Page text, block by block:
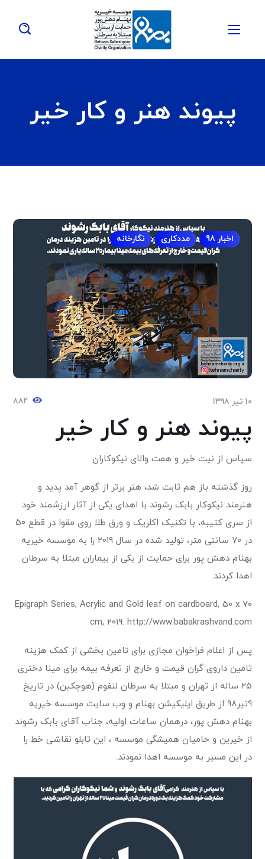
پیوند هنر و کار خیر
اخبار 98 مددکاری نگارخانه
۱۰ تیر ۱۳۹۸ ۸۸۲
پیوند هنر و کار خیر
سپاس از نیت خیر و همت والای نیکوکاران
روز گذشته باز هم ثابت شد، هنر برتر از گوهر آمد پدید و
هنرمند نیکوکار بابک رشوند با اهدای یکی از آثار ارزشمند خود
از سری کتیبه، با تکنیک اکلریک و ورق طلا روی مقوا در قطع ۵۰
در ۷۰ سانتی متر، تولید شده در سال ۲۰۱۹ را به موسسه خیریه
بهنام دهش پور برای حمایت از یکی از بیماران مبتلا به سرطان
اهدا کردند.
Epigraph Series, Acrylic and Gold leaf on cardboard, 50 x 70
cm, 2019. http://www.babakrashvand.com
پس از اعلام فراخوان مجازی برای تامین بخشی از کمک هزینه
تامین داروی گران قیمت و خارج از تعرفه بیمه برای مینا دختری
۲۵ ساله از تهران و مبتلا به سرطان لنفوم (هوچکین) در تاریخ
۹تیر۹۸ از طریق اپلیکیشن بهنام و وب سایت موسسه خیریه
بهنام دهش پور، درهمان ساعات اولیه، جناب آقای بابک رشوند
از خیرین و حامیان همیشگی موسسه ، این تابلو نقاشی خط را
در این‌ مسیر به موسسه اهدا نمودند.